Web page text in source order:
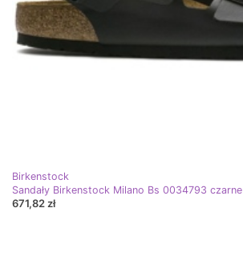
Birkenstock
Sandały Birkenstock Milano Bs 0034793 czarne
671,82 zł